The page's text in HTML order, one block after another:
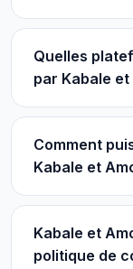
Quelles
par Kabale et
Comment
Kabale et
Kabale et
politique de